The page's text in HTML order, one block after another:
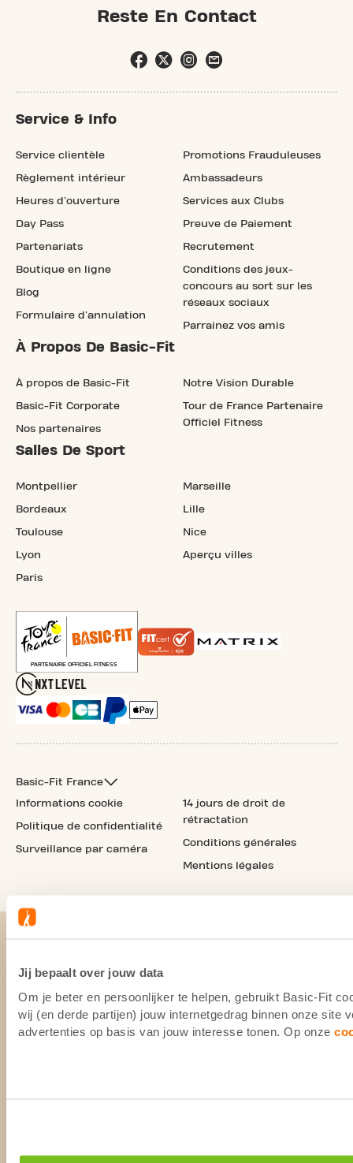
Jij bepaalt over jouw data
Om je beter en persoonlijker te helpen, gebruikt Basic-Fit
wij (en derde partijen) jouw internetgedrag binnen onze site
advertenties op basis van jouw interesse tonen. Op onze
Reste En Contact
Service & Info
Service clientèle
Règlement intérieur
Heures d'ouverture
Day Pass
Partenariats
Boutique en ligne
Blog
Formulaire d'annulation
Promotions Frauduleuses
Ambassadeurs
Services aux Clubs
Preuve de Paiement
Recrutement
Conditions des jeux-
concours au sort sur les
réseaux sociaux
Parrainez vos amis
À Propos De Basic-Fit
À propos de Basic-Fit
Basic-Fit Corporate
Nos partenaires
Notre Vision Durable
Tour de France Partenaire
Officiel Fitness
Salles De Sport
Montpellier
Bordeaux
Toulouse
Lyon
Paris
Marseille
Lille
Nice
Aperçu villes
Basic-Fit France
Informations cookie
Politique de confidentialité
Surveillance par caméra
14 jours de droit de
rétractation
Conditions générales
Mentions légales